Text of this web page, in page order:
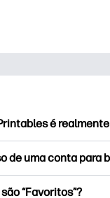
é
páginas populares
de uma conta para
“Favoritos”?